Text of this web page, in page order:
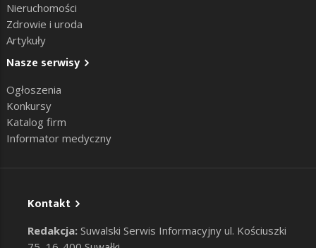
Nieruchomości
Zdrowie i uroda
Artykuły
Nasze serwisy
Ogłoszenia
Konkursy
Katalog firm
Informator medyczny
Kontakt
Redakcja: Suwalski Serwis Informacyjny ul. Kościuszki